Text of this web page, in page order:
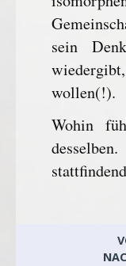
sein
wollen(!).
Wohin